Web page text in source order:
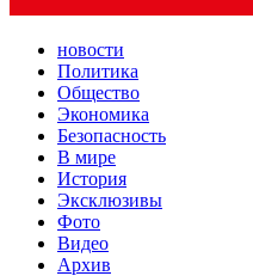
новости
Политика
Общество
Экономика
Безопасность
В мире
История
Эксклюзивы
Фото
Видео
Архив